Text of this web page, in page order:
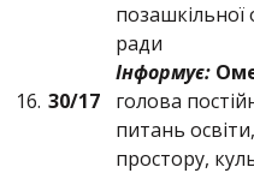
16. 30/17
позашкільної
ради
Інформує:
голова
питань
простору,